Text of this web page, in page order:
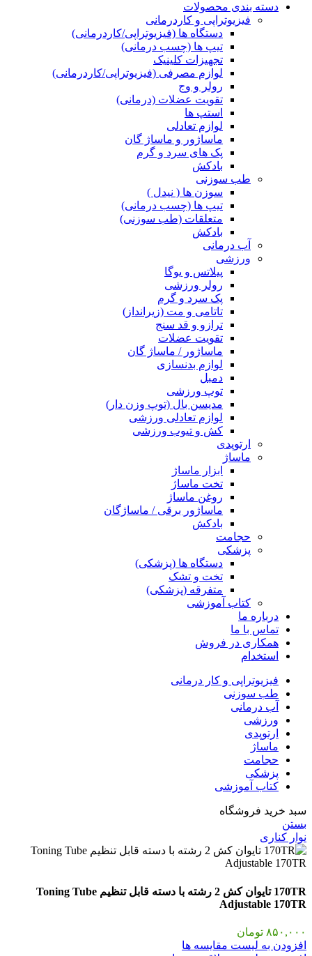
دسته بندی محصولات
فیزیوتراپی و کاردرمانی
دستگاه ها (فیزیوتراپی/کاردرمانی)
تیپ ها (چسب درمانی)
تجهیزات کلینیک
لوازم مصرفی (فیزیوتراپی/کاردرمانی)
رولر و وج
تقویت عضلات (درمانی)
استپ ها
لوازم تعادلی
ماساژور و ماساژ گان
پک های سرد و گرم
بادکش
طب سوزنی
سوزن ها ( نیدل )
تیپ ها (چسب درمانی)
متعلقات (طب سوزنی)
بادکش
آب درمانی
ورزشی
پیلاتس و یوگا
رولر ورزشی
پک سرد و گرم
تاتامی و مت (زیرانداز)
ترازو و قد سنج
تقویت عضلات
ماساژور / ماساژ گان
لوازم بدنسازی
دمبل
توپ ورزشی
مدیسن بال (توپ وزن دار)
لوازم تعادلی ورزشی
کش و تیوب ورزشی
ارتوپدی
ماساژ
ابزار ماساژ
تخت ماساژ
روغن ماساژ
ماساژور برقی / ماساژگان
بادکش
حجامت
پزشکی
دستگاه ها (پزشکی)
تخت و تشک
متفرقه (پزشکی)
کتاب آموزشی
درباره ما
تماس با ما
همکاری در فروش
استخدام
فیزیوتراپی و کار درمانی
طب سوزنی
آب درمانی
ورزشی
ارتوپدی
ماساژ
حجامت
پزشکی
کتاب آموزشی
سبد خرید فروشگاه
بستن
نوار کناری
170TR تایوان کش 2 رشته با دسته قابل تنظیم Toning Tube
Adjustable 170TR
۸۵۰,۰۰۰ تومان
افزودن به لیست مقایسه ها